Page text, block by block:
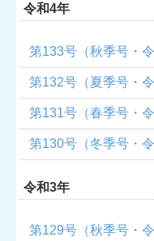
令和4年
第133号（秋季号・
第132号（夏季号・
第131号（春季号・
第130号（冬季号・
令和3年
第129号（秋季号・